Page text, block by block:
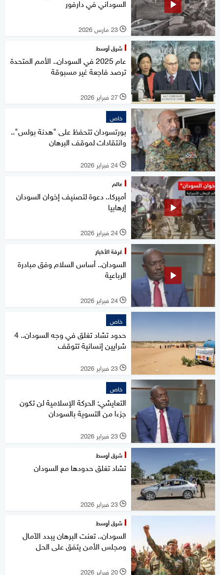
السوداني في دارفور
l 23 مارس 2026
شرق أوسط
عام 2025 في السودان.. الأمم المتحدة
ترصد فاجعة غير مسبوقة
l 27 فبراير 2026
خاص
بورتسودان تتحفظ على "هدنة بولس"..
وانتقادات لموقف البرهان
l 24 فبراير 2026
عالم
أميركا.. دعوة لتصنيف إخوان السودان
إرهابيا
l 24 فبراير 2026
غرفة الأخبار
السودان.. أساس السلام وفق مبادرة
الرباعية
l 24 فبراير 2026
خاص
حدود تشاد تغلق في وجه السودان.. 4
شرايين إنسانية تتوقف
l 23 فبراير 2026
خاص
التعايشي: الحركة الإسلامية لن تكون
جزءا من التسوية بالسودان
l 23 فبراير 2026
شرق أوسط
تشاد تغلق حدودها مع السودان
l 23 فبراير 2026
شرق أوسط
السودان.. تعنت البرهان يبدد الآمال
ومجلس الأمن يتفق على الحل
l 20 فبراير 2026